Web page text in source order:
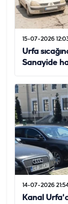
15-07-2026
Urfa
Sanayide
14-07-2026
Kanal